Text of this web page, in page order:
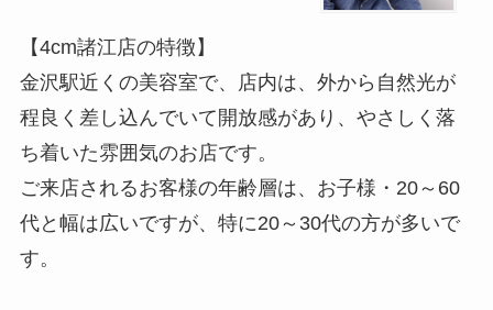
【4cm諸江店の特徴】
金沢駅近くの美容室で、店内は、外から自然光が
程良く差し込んでいて開放感があり、やさしく落
ち着いた雰囲気のお店です。
ご来店されるお客様の年齢層は、お子様・20～60
代と幅は広いですが、特に20～30代の方が多いで
す。